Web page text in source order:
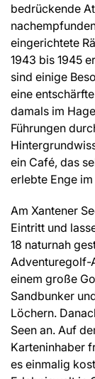
bedrückende
eingerichtete
1943 bis 1945
sind einige
eine
damals im
Führungen
ein Café, das
erlebte Enge
Am Xantener
Eintritt und
18 naturnah
Adventuregolf-
einem große
Sandbunker
Löchern.
Seen an. Auf
Karteninhaber
es einmalig